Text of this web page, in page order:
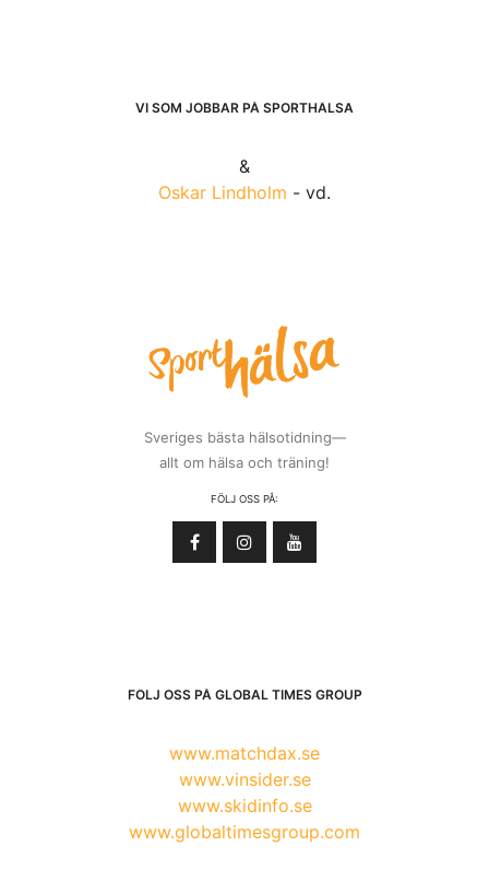
VI SOM JOBBAR PÅ SPORTHÄLSA
&
Oskar Lindholm - vd.
Sveriges bästa hälsotidning—
allt om hälsa och träning!
FÖLJ OSS PÅ:
FÖLJ OSS PÅ GLOBAL TIMES GROUP
www.matchdax.se
www.vinsider.se
www.skidinfo.se
www.globaltimesgroup.com